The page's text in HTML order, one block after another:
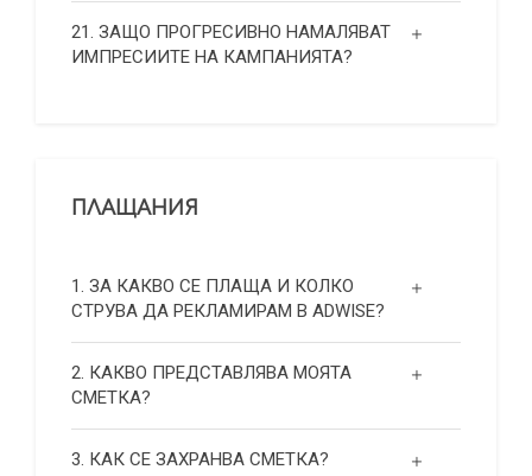
21. ЗАЩО ПРОГРЕСИВНО НАМАЛЯВАТ
ИМПРЕСИИТЕ НА КАМПАНИЯТА?
ПЛАЩАНИЯ
1. ЗА КАКВО СЕ ПЛАЩА И КОЛКО
СТРУВА ДА РЕКЛАМИРАМ В ADWISE?
2. КАКВО ПРЕДСТАВЛЯВА МОЯТА
СМЕТКА?
3. КАК СЕ ЗАХРАНВА СМЕТКА?